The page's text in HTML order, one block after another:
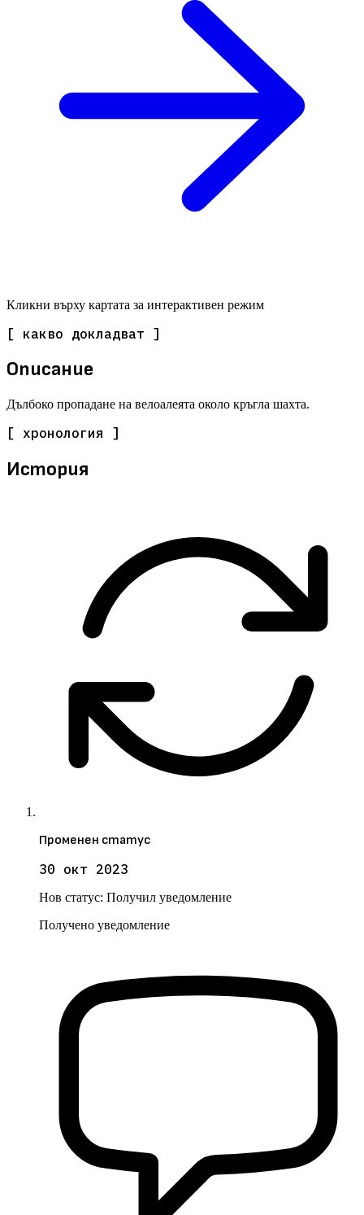
Кликни върху картата за интерактивен режим
[ какво докладват ]
Описание
Дълбоко пропадане на велоалеята около кръгла шахта.
[ хронология ]
История
Променен статус
30 окт 2023
Нов статус: Получил уведомление
Получено уведомление